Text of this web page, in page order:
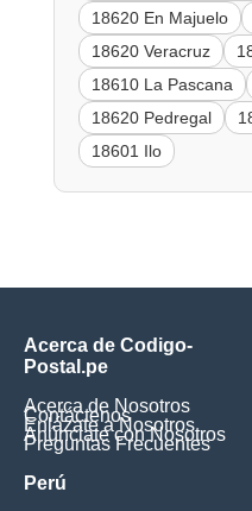
18620 En Majuelo
18620 Veracruz
18610 La Pascana
18620 Pedregal
18601 Ilo
Acerca de Codigo-
Postal.pe
Acerca de Nosotros
Contáctenos
Enlázate a Nosotros
Anúnciate con Nosotros
Preguntas Frecuentes
Perú